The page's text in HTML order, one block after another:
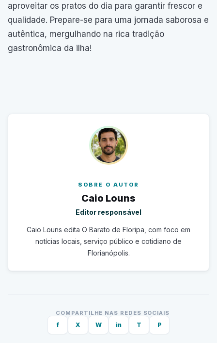
aproveitar os pratos do dia para garantir frescor e
qualidade. Prepare-se para uma jornada saborosa e
autêntica, mergulhando na rica tradição
gastronômica da ilha!
SOBRE O AUTOR
Caio Louns
Editor responsável
Caio Louns edita O Barato de Floripa, com foco em
notícias locais, serviço público e cotidiano de
Florianópolis.
COMPARTILHE NAS REDES SOCIAIS
f X W in T P